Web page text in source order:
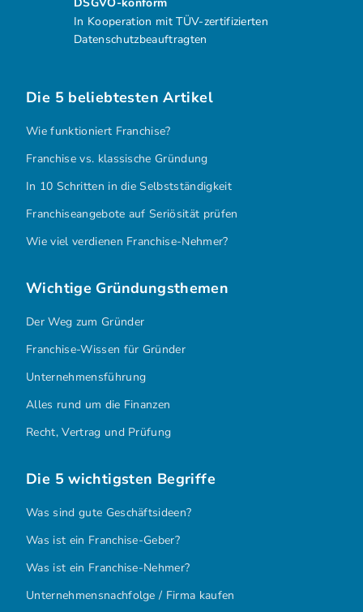
In Kooperation mit TÜV-zertifizierten
Datenschutzbeauftragten
Die 5 beliebtesten Artikel
Wie funktioniert Franchise?
Franchise vs. klassische Gründung
In 10 Schritten in die Selbstständigkeit
Franchiseangebote auf Seriösität prüfen
Wie viel verdienen Franchise-Nehmer?
Wichtige Gründungsthemen
Der Weg zum Gründer
Franchise-Wissen für Gründer
Unternehmensführung
Alles rund um die Finanzen
Recht, Vertrag und Prüfung
Die 5 wichtigsten Begriffe
Was sind gute Geschäftsideen?
Was ist ein Franchise-Geber?
Was ist ein Franchise-Nehmer?
Unternehmensnachfolge / Firma kaufen